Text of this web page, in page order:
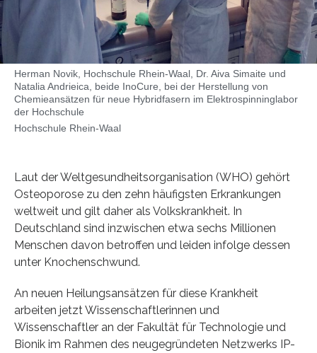
Herman Novik, Hochschule Rhein-Waal, Dr. Aiva Simaite und
Natalia Andrieica, beide InoCure, bei der Herstellung von
Chemieansätzen für neue Hybridfasern im Elektrospinninglabor
der Hochschule
Hochschule Rhein-Waal
Laut der Weltgesundheitsorganisation (WHO) gehört
Osteoporose zu den zehn häufigsten Erkrankungen
weltweit und gilt daher als Volkskrankheit. In
Deutschland sind inzwischen etwa sechs Millionen
Menschen davon betroffen und leiden infolge dessen
unter Knochenschwund.
An neuen Heilungsansätzen für diese Krankheit
arbeiten jetzt Wissenschaftlerinnen und
Wissenschaftler an der Fakultät für Technologie und
Bionik im Rahmen des neugegründeten Netzwerks IP-